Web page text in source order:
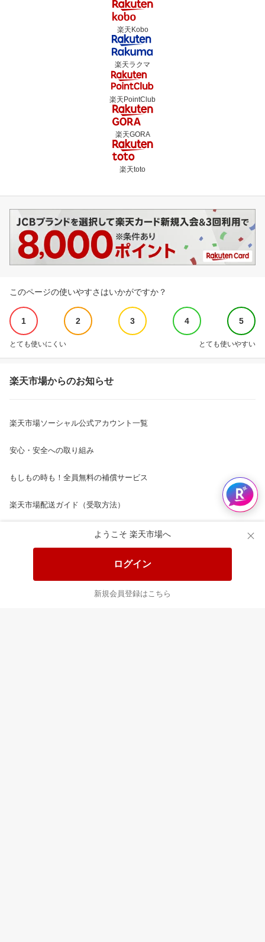
ようこそ 楽天市場へ
ログイン
新規会員登録はこちら
楽天Kobo
楽天ラクマ
楽天PointClub
楽天GORA
楽天toto
このページの使いやすさはいかがですか？
1 2 3 4 5
とても使いにくい とても使いやすい
楽天市場からのお知らせ
楽天市場ソーシャル公式アカウント一覧
安心・安全への取り組み
もしもの時も！全員無料の補償サービス
楽天市場配送ガイド（受取方法）
楽天にお店を開きませんか？
楽天ショッピングサービスご利用規約